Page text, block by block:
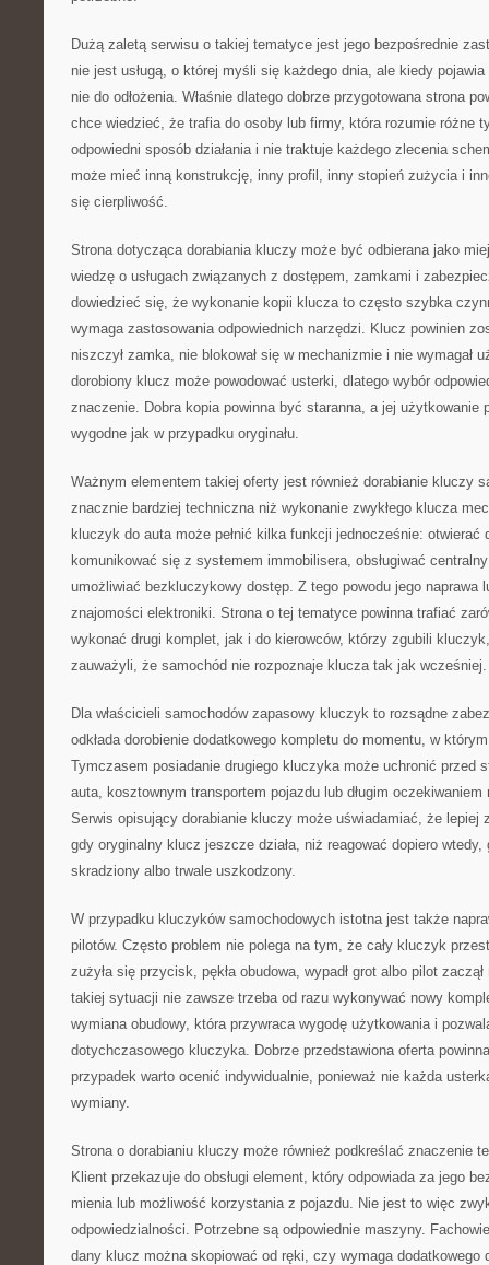
Dużą zaletą serwisu o takiej tematyce jest jego bezpośrednie
nie jest usługą, o której myśli się każdego dnia, ale kiedy
nie do odłożenia. Właśnie dlatego dobrze przygotowana strona
chce wiedzieć, że trafia do osoby lub firmy, która rozumie różne
odpowiedni sposób działania i nie traktuje każdego zlecenia
może mieć inną konstrukcję, inny profil, inny stopień zużycia i
się cierpliwość.
Strona dotycząca dorabiania kluczy może być odbierana jako
wiedzę o usługach związanych z dostępem, zamkami i
dowiedzieć się, że wykonanie kopii klucza to często szybka
wymaga zastosowania odpowiednich narzędzi. Klucz powinien
niszczył zamka, nie blokował się w mechanizmie i nie wymagał
dorobiony klucz może powodować usterki, dlatego wybór
znaczenie. Dobra kopia powinna być staranna, a jej użytkowanie
wygodne jak w przypadku oryginału.
Ważnym elementem takiej oferty jest również dorabianie kluczy
znacznie bardziej techniczna niż wykonanie zwykłego klucza
kluczyk do auta może pełnić kilka funkcji jednocześnie: otwierać
komunikować się z systemem immobilisera, obsługiwać
umożliwiać bezkluczykowy dostęp. Z tego powodu jego naprawa
znajomości elektroniki. Strona o tej tematyce powinna trafiać
wykonać drugi komplet, jak i do kierowców, którzy zgubili
zauważyli, że samochód nie rozpoznaje klucza tak jak wcześniej.
Dla właścicieli samochodów zapasowy kluczyk to rozsądne
odkłada dorobienie dodatkowego kompletu do momentu, w
Tymczasem posiadanie drugiego kluczyka może uchronić przed
auta, kosztownym transportem pojazdu lub długim oczekiwaniem
Serwis opisujący dorabianie kluczy może uświadamiać, że lepiej
gdy oryginalny klucz jeszcze działa, niż reagować dopiero
skradziony albo trwale uszkodzony.
W przypadku kluczyków samochodowych istotna jest także
pilotów. Często problem nie polega na tym, że cały kluczyk
zużyła się przycisk, pękła obudowa, wypadł grot albo pilot
takiej sytuacji nie zawsze trzeba od razu wykonywać nowy
wymiana obudowy, która przywraca wygodę użytkowania i
dotychczasowego kluczyka. Dobrze przedstawiona oferta
przypadek warto ocenić indywidualnie, ponieważ nie każda
wymiany.
Strona o dorabianiu kluczy może również podkreślać znaczenie
Klient przekazuje do obsługi element, który odpowiada za jego
mienia lub możliwość korzystania z pojazdu. Nie jest to więc
odpowiedzialności. Potrzebne są odpowiednie maszyny.
dany klucz można skopiować od ręki, czy wymaga dodatkowego